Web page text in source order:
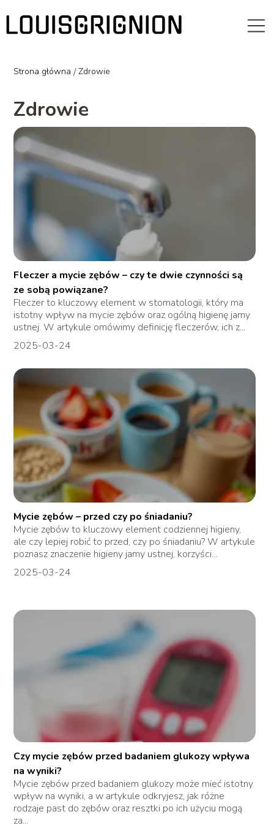
Strona główna /Zdrowie
Zdrowie
Fleczer a mycie zębów – czy te dwie czynności są
ze sobą powiązane?
Fleczer to kluczowy element w stomatologii, który ma
istotny wpływ na mycie zębów oraz ogólną higienę jamy
ustnej. W artykule omówimy definicję fleczerów, ich z...
2025-03-24
Mycie zębów – przed czy po śniadaniu?
Mycie zębów to kluczowy element codziennej higieny,
ale czy lepiej robić to przed, czy po śniadaniu? W artykule
poznasz znaczenie higieny jamy ustnej, korzyści...
2025-03-24
Czy mycie zębów przed badaniem glukozy wpływa
na wyniki?
Mycie zębów przed badaniem glukozy może mieć istotny
wpływ na wyniki, a w artykule odkryjesz, jak różne
rodzaje past do zębów oraz resztki po ich użyciu mogą
za...